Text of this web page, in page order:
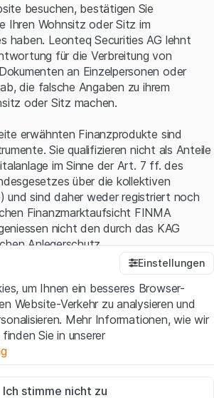
Serverfehler.
besuchen, bestätigen Sie
Ihren Wohnsitz oder Sitz im
haben. Leonteq Securities AG lehnt
für die Verbreitung von
an Einzelpersonen oder
die falsche Angaben zu ihrem
oder Sitz machen.
erwähnten Finanzprodukte sind
Sie qualifizieren nicht als Anteile
im Sinne der Art. 7 ff. des
über die kollektiven
und sind daher weder registriert noch
Finanzmarktaufsicht FINMA
nicht den durch das KAG
Anlegerschutz.
Website der Leonteq Securities AG
Sie, dass Sie die rechtlichen
wichtigen Hinweise und
verstanden haben und akzeptieren.
nicht einverstanden
Einstellungen
um Ihnen ein besseres Browser-
Website-Verkehr zu analysieren und
Mehr Informationen, wie wir
Sie in unserer
die Website erforderlich und können nicht
Ich stimme nicht zu